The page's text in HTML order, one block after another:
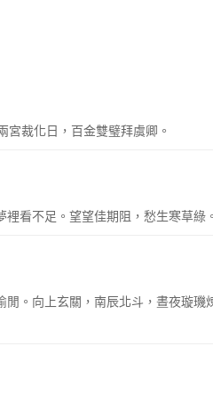
裁化日，百金雙璧拜虞卿。
看不足。望望佳期阻，愁生寒草綠。
閒。向上玄關，南辰北斗，晝夜璇璣